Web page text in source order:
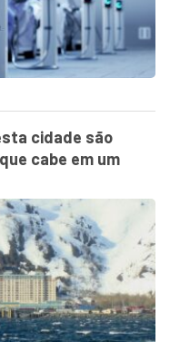
cidade são
cabe em um